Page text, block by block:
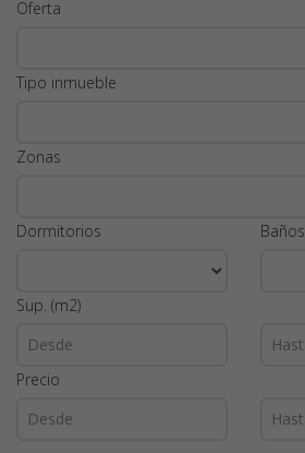
Oferta
Tipo inmueble
Zonas
Dormitorios Baños
Sup. (m2)
Precio